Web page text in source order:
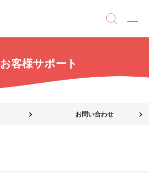
お客様サポート
お問い合わせ